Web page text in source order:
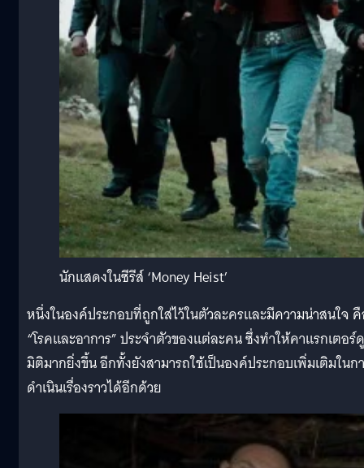
นักแสดงในซีรีส์ ‘Money Heist’
หนึ่งในองค์ประกอบที่ถูกใส่ไว้ในตัวละครและมีความน่าสนใจ
“โรคและอาการ” ประจำตัวของแต่ละคน ซึ่งทำให้คาแรกเตอร์
มิติมากยิ่งขึ้น อีกทั้งยังสามารถใช้เป็นองค์ประกอบเพิ่มเติมในก
ดำเนินเรื่องราวได้อีกด้วย